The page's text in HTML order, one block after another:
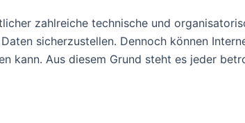
zahlreiche technische und
sicherzustellen. Dennoch können
kann. Aus diesem Grund steht es jeder